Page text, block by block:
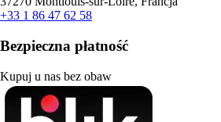
+33 1 86 47 62 58
Bezpieczna płatność
Kupuj u nas bez obaw